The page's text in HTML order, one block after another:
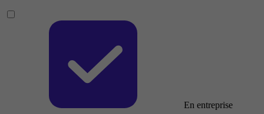
En entreprise